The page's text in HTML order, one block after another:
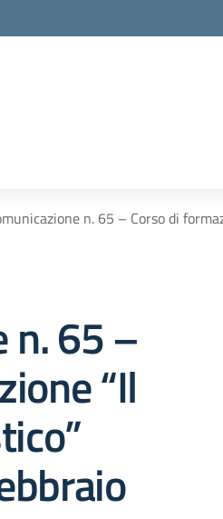
n. 65 – Corso di
n. 65 –
“Il